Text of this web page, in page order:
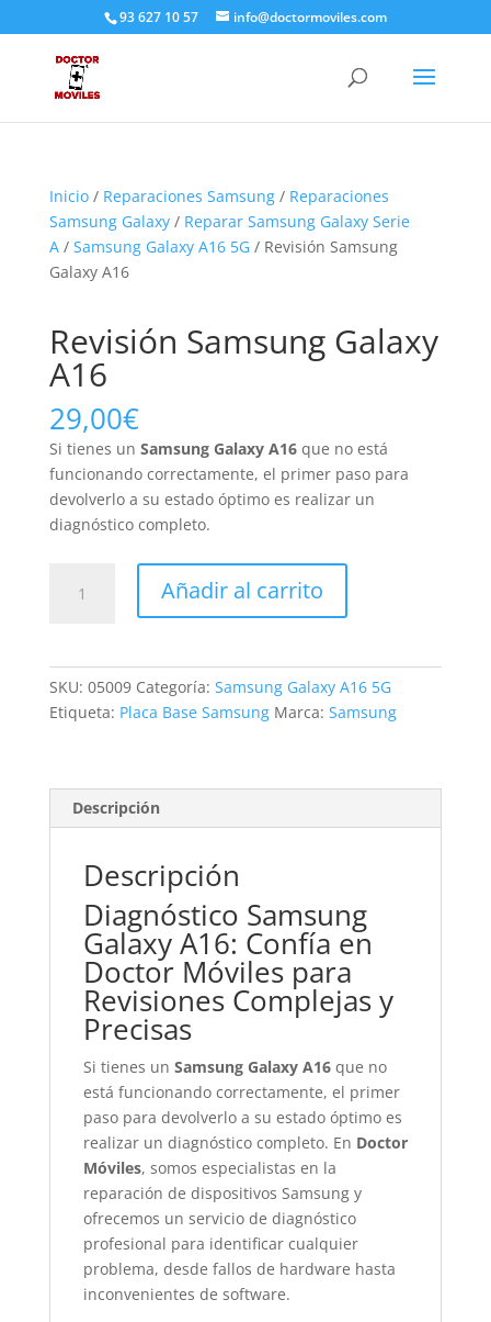
93 627 10 57 info@doctormoviles.com
Inicio/ Reparaciones Samsung/ Reparaciones
Samsung Galaxy/ Reparar Samsung Galaxy Serie
A/ Samsung Galaxy A16 5G/ Revisión Samsung
Galaxy A16
Revisión Samsung Galaxy
A16
29,00€
Si tienes un Samsung Galaxy A16que no está
funcionando correctamente, el primer paso para
devolverlo a su estado óptimo es realizar un
diagnóstico completo.
Samsung
Añadir al carrito
SKU: 05009 Categoría: Samsung Galaxy A16 5G
Etiqueta: Placa Base Samsung Marca: Samsung
Descripción
Descripción
Diagnóstico Samsung
Galaxy A16: Confía en
Doctor Móviles para
Revisiones Complejas y
Precisas
Si tienes un Samsung Galaxy A16que no
está funcionando correctamente, el primer
paso para devolverlo a su estado óptimo es
realizar un diagnóstico completo. En Doctor
Móviles, somos especialistas en la
reparación de dispositivos Samsung y
ofrecemos un servicio de diagnóstico
profesional para identificar cualquier
problema, desde fallos de hardware hasta
inconvenientes de software.